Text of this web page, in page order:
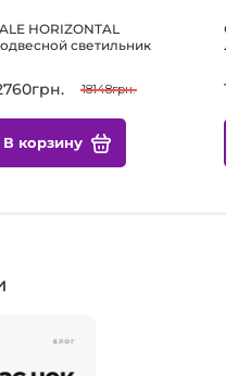
HORIZONTAL
светильник
18148грн.
В корзину